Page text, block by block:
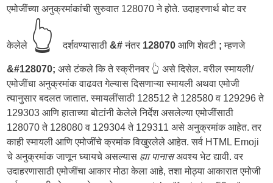
एमोजींच्या अनुक्रमांकांची सुरुवात 128070 ने होते. उदाहरणार्थ बोट वर
केलेले 👆दर्शवण्यासाठी&#नंतर 128070 आणि शेवटी ;म्हणजे
&#128070; असे टंकले कि ते स्क्रीनवर 👆 असे दिसेल. वरील स्मायली/
एमोजींचा अनुक्रमांक वाढवत गेल्यास दिसणाऱ्या स्मायली अथवा एमोजी
त्यानुसार बदलत जातात. स्मायलींसाठी 128512 ते 128580 व 129296 ते
129303 आणि हाताच्या बोटांनी केलेले निर्देश असलेल्या एमोजींसाठी
128070 ते 128080 व 129304 ते 129311 असे अनुक्रमांक आहेत. तर
काही स्मायली आणि एमोजींचे क्रमांक विखुरलेले आहेत. सर्व HTML Emoji
चे अनुक्रमांक जाणून घ्यायचे असल्यास ह्या पानासअवश्य भेट द्यावी. वर
उदाहरणासाठी एमोजींचा आकार मोठा केला आहे, तशा मोठ्या आकारात एमोजी